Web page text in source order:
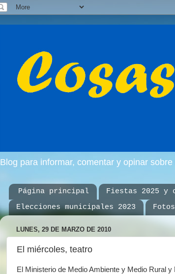
Blog para informar, comentar y opinar
Página principal Fiestas 2025 y
Elecciones municipales 2023
LUNES, 29 DE MARZO DE 2010
El miércoles, teatro
El Ministerio de Medio Ambiente y Medio Rural